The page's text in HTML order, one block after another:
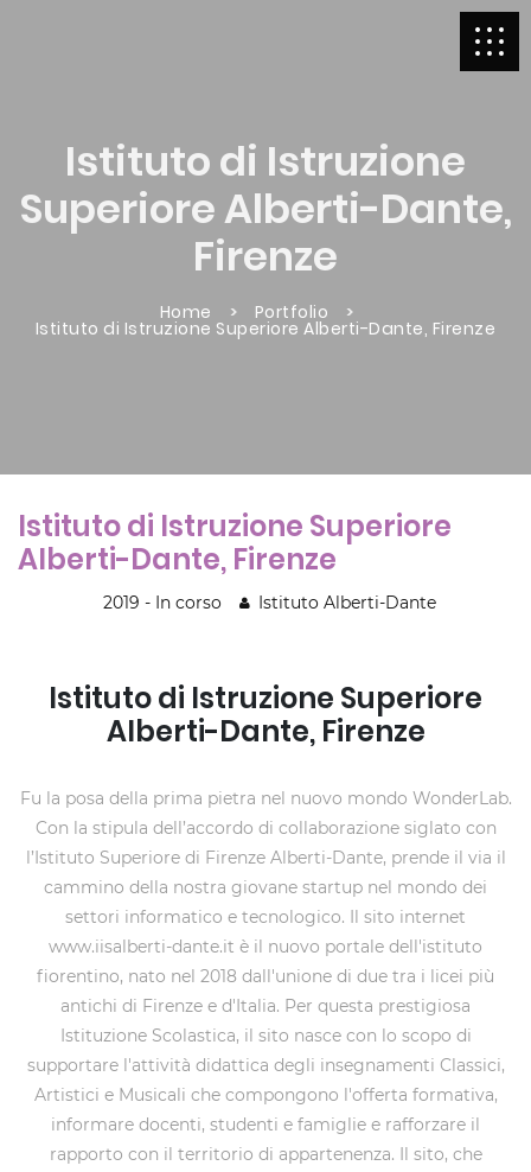
Istituto di Istruzione
Superiore Alberti-Dante,
Firenze
Home Portfolio
Istituto di Istruzione Superiore Alberti-Dante, Firenze
Istituto di Istruzione Superiore
Alberti-Dante, Firenze
2019 - In corso Istituto Alberti-Dante
Istituto di Istruzione Superiore
Alberti-Dante, Firenze
Fu la posa della prima pietra nel nuovo mondo WonderLab.
Con la stipula dell’accordo di collaborazione siglato con
l’Istituto Superiore di Firenze Alberti-Dante, prende il via il
cammino della nostra giovane startup nel mondo dei
settori informatico e tecnologico. Il sito internet
www.iisalberti-dante.it è il nuovo portale dell'istituto
fiorentino, nato nel 2018 dall'unione di due tra i licei più
antichi di Firenze e d'Italia. Per questa prestigiosa
Istituzione Scolastica, il sito nasce con lo scopo di
supportare l'attività didattica degli insegnamenti Classici,
Artistici e Musicali che compongono l'offerta formativa,
informare docenti, studenti e famiglie e rafforzare il
rapporto con il territorio di appartenenza. Il sito, che